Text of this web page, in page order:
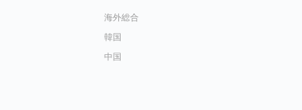
海外総合
韓国
中国